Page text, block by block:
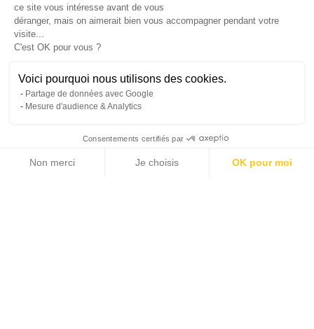
ce site vous intéresse avant de vous
déranger, mais on aimerait bien vous accompagner pendant votre
visite...
C'est OK pour vous ?
Voici pourquoi nous utilisons des cookies.
Partage de données avec Google
Mesure d'audience & Analytics
Consentements certifiés par
Non merci Je choisis
OK pour moi